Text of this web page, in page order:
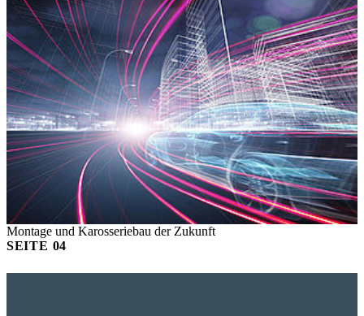
Montage und Karosseriebau der Zukunft
SEITE 04